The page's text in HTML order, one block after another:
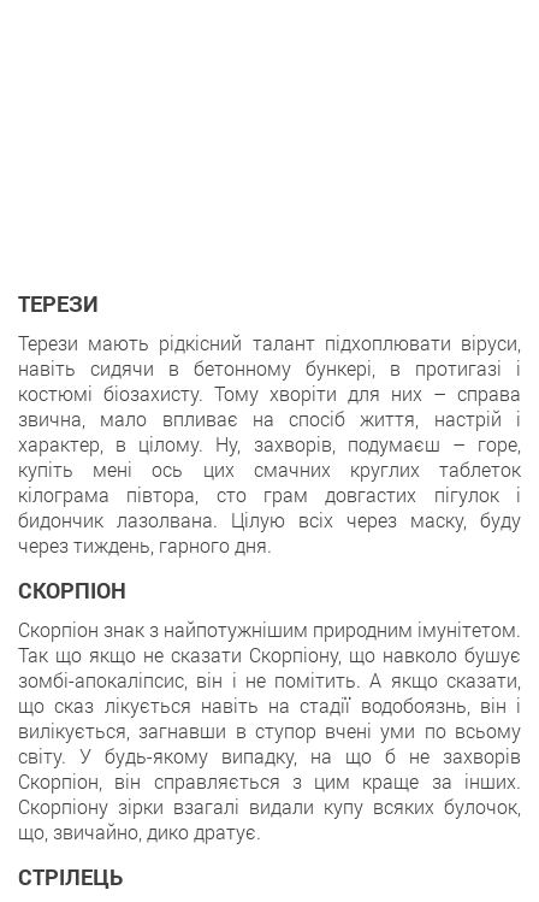
ТЕРЕЗИ
Терези мають рідкісний талант підхоплювати віруси,
навіть сидячи в бетонному бункері, в протигазі і
костюмі біозахисту. Тому хворіти для них – справа
звична, мало впливає на спосіб життя, настрій і
характер, в цілому. Ну, захворів, подумаєш – горе,
купіть мені ось цих смачних круглих таблеток
кілограма півтора, сто грам довгастих пігулок і
бидончик лазолвана. Цілую всіх через маску, буду
через тиждень, гарного дня.
СКОРПІОН
Скорпіон знак з найпотужнішим природним імунітетом.
Так що якщо не сказати Скорпіону, що навколо бушує
зомбі-апокаліпсис, він і не помітить. А якщо сказати,
що сказ лікується навіть на стадії водобоязнь, він і
вилікується, загнавши в ступор вчені уми по всьому
світу. У будь-якому випадку, на що б не захворів
Скорпіон, він справляється з цим краще за інших.
Скорпіону зірки взагалі видали купу всяких булочок,
що, звичайно, дико дратує.
СТРІЛЕЦЬ